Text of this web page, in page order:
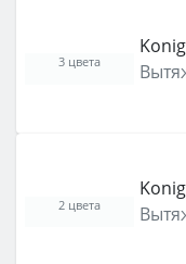
3 цвета
2 цвета